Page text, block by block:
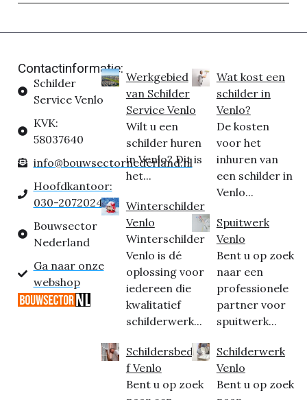
Contactinformatie:
Schilder
Service Venlo
KVK:
58037640
info@bouwsectornederland.nl
Hoofdkantoor:
030-2072024
Bouwsector
Nederland
Ga naar onze
webshop
Werkgebied
van Schilder
Service Venlo
Wilt u een
schilder huren
in Venlo? Dit is
het...
Winterschilder
Venlo
Winterschilder
Venlo is dé
oplossing voor
iedereen die
kwalitatief
schilderwerk...
Schildersbedrij
f Venlo
Bent u op zoek
Wat kost een
schilder in
Venlo?
De kosten
voor het
inhuren van
een schilder in
Venlo...
Spuitwerk
Venlo
Bent u op zoek
naar een
professionele
partner voor
spuitwerk...
Schilderwerk
Venlo
Bent u op zoek